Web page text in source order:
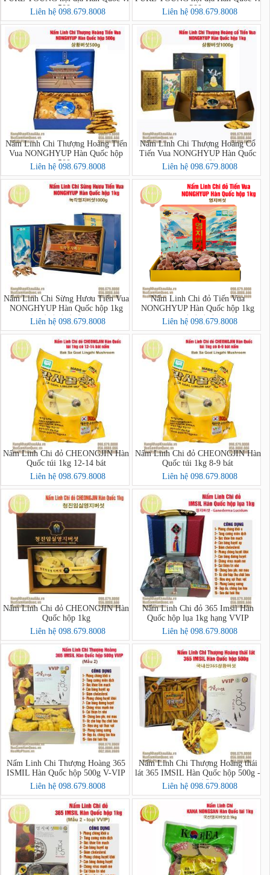
500g
Liên hệ 098.679.8008
300g
Liên hệ 098.679.8008
Nấm Linh Chi Thượng Hoàng Tiến
Vua NONGHYUP Hàn Quốc hộp
500g
Liên hệ 098.679.8008
Nấm Linh Chi Thượng Hoàng Cổ
Tiến Vua NONGHYUP Hàn Quốc
hộp 1kg - 상황버섯
Liên hệ 098.679.8008
Nấm Linh Chi Sừng Hươu Tiến Vua
NONGHYUP Hàn Quốc hộp 1kg
(녹각영지버섯1000g)
Liên hệ 098.679.8008
Nấm Linh Chi đỏ Tiến Vua
NONGHYUP Hàn Quốc hộp 1kg
(영지버섯)
Liên hệ 098.679.8008
Nấm Linh Chi đỏ CHEONGJIN Hàn
Quốc túi 1kg 12-14 bát
Liên hệ 098.679.8008
Nấm Linh Chi đỏ CHEONGJIN Hàn
Quốc túi 1kg 8-9 bát
Liên hệ 098.679.8008
Nấm Linh Chi đỏ CHEONGJIN Hàn
Quốc hộp 1kg
Liên hệ 098.679.8008
Nấm Linh Chi đỏ 365 Imsil Hàn
Quốc hộp lụa 1kg hạng VVIP
Liên hệ 098.679.8008
Nấm Linh Chi Thượng Hoàng 365
ISMIL Hàn Quốc hộp 500g V-VIP
Liên hệ 098.679.8008
Nấm Linh Chi Thượng Hoàng thái
lát 365 IMSIL Hàn Quốc hộp 500g -
내산365상황버섯
Liên hệ 098.679.8008